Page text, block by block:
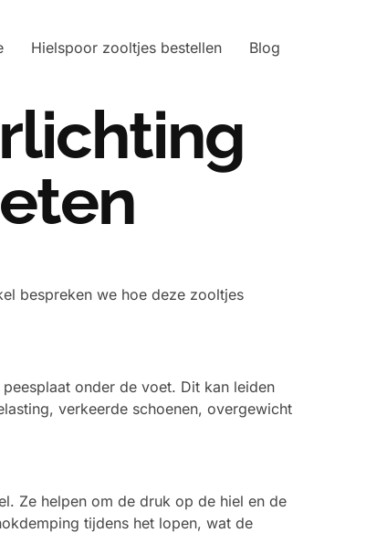
Hielspoor zooltjes bestellen Blog
bespreken we hoe deze zooltjes
onder de voet. Dit kan leiden
verkeerde schoenen, overgewicht
Ze helpen om de druk op de hiel en de
tijdens het lopen, wat de